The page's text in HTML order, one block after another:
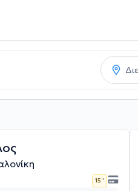
15 '